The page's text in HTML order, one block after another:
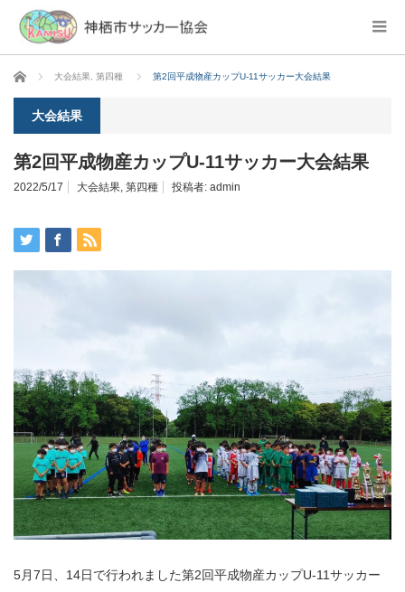
ホーム 大会結果 第四種 第2回平成物産カップU-11サッカー大会結果
大会結果
第2回平成物産カップU-11サッカー大会結果
2022/5/17 大会結果, 第四種 投稿者: admin
5月7日、14日で行われました第2回平成物産カップU-11サッカー